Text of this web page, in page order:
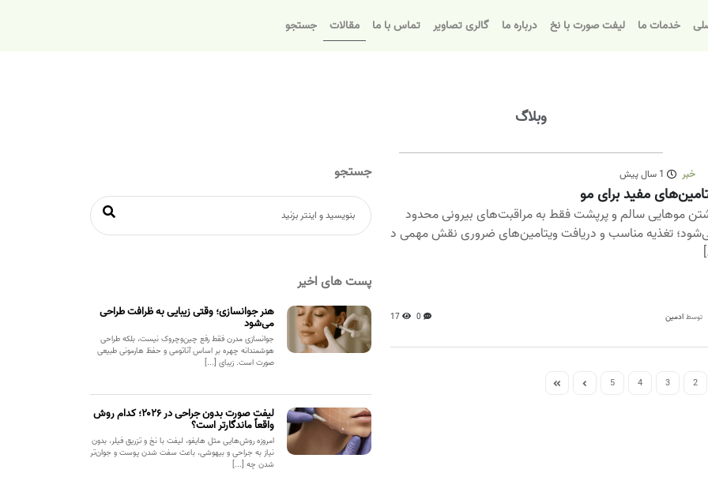
خدمات ما لیفت صورت با نخ درباره ما گالری تصاویر تماس با ما مقالات جستجو
وبلاگ
خبر 1 سال پیش
مفید برای مو
موهایی سالم و پرپشت فقط به مراقبت‌های بیرونی محدود
تغذیه مناسب و دریافت ویتامین‌های ضروری نقش مهمی د
توسطادمین 0
17
2
3
4
5
جستجو
پست های اخیر
هنر جوانسازی؛ وقتی زیبایی به ظرافت طراحی
می‌شود
جوانسازی مدرن فقط رفع چین‌وچروک نیست، بلکه طراحی
هوشمندانه چهره بر اساس آناتومی و حفظ هارمونی طبیعی
صورت است. زیبای [...]
لیفت صورت بدون جراحی در ۲۰۲۶؛ کدام روش
واقعاً ماندگارتر است؟
امروزه روش‌هایی مثل هایفو، لیفت با نخ و تزریق فیلر، بدون
نیاز به جراحی و بیهوشی، باعث سفت شدن پوست و جوان‌تر
شدن چه [...]